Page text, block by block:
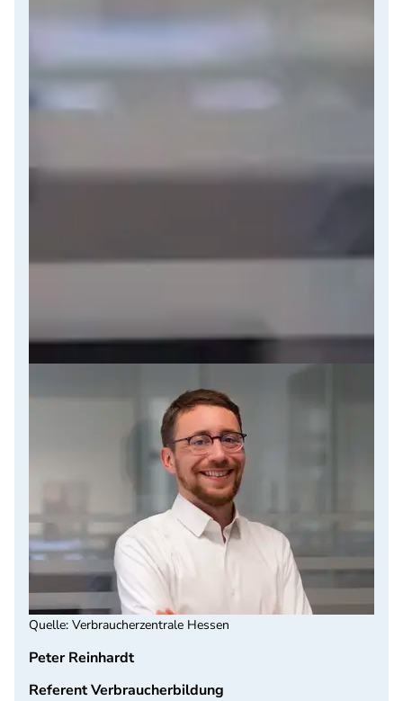
Quelle: Verbraucherzentrale Hessen
Peter Reinhardt
Referent Verbraucherbildung